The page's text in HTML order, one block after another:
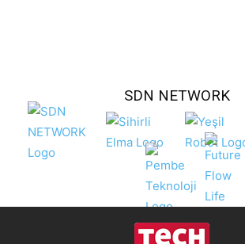
SDN NETWORK